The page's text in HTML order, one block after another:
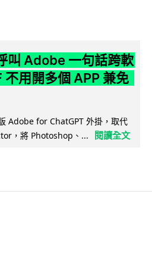
叫 Adobe 一句話跨軟
不用開多個 APP 兼免
Adobe for ChatGPT 外掛，取代
，將 Photoshop、...
閱讀全文